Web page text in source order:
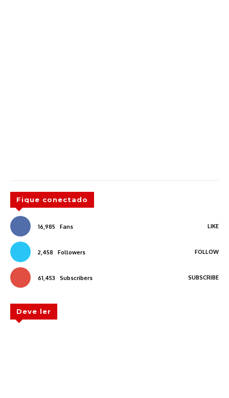
Fique conectado
16,985 Fans LIKE
2,458 Followers FOLLOW
61,453 Subscribers SUBSCRIBE
Deve ler